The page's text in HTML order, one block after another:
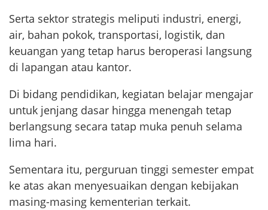
Serta sektor strategis meliputi industri, energi,
air, bahan pokok, transportasi, logistik, dan
keuangan yang tetap harus beroperasi langsung
di lapangan atau kantor.
Di bidang pendidikan, kegiatan belajar mengajar
untuk jenjang dasar hingga menengah tetap
berlangsung secara tatap muka penuh selama
lima hari.
Sementara itu, perguruan tinggi semester empat
ke atas akan menyesuaikan dengan kebijakan
masing-masing kementerian terkait.